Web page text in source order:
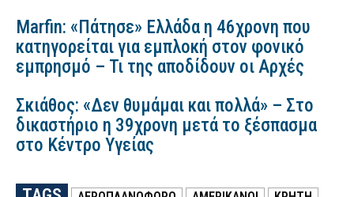
Marfin: «Πάτησε» Ελλάδα η 46χρονη που
κατηγορείται για εμπλοκή στον φονικό
εμπρησμό – Τι της αποδίδουν οι Αρχές
Σκιάθος: «Δεν θυμάμαι και πολλά» – Στο
δικαστήριο η 39χρονη μετά το ξέσπασμα
στο Κέντρο Υγείας